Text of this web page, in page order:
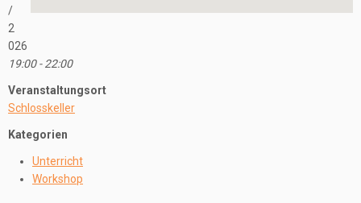
/
2
026
19:00 - 22:00
Veranstaltungsort
Schlosskeller
Kategorien
Unterricht
Workshop